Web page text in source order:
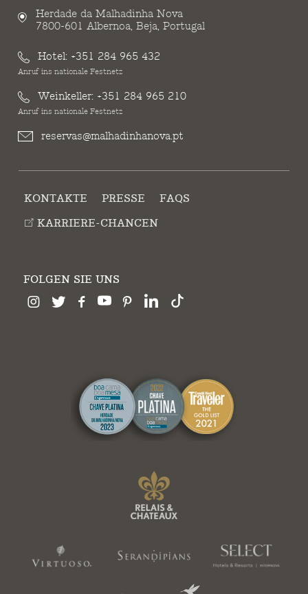
Herdade da Malhadinha Nova
7800-601 Albernoa, Beja, Portugal
Hotel: +351 284 965 432
Anruf ins nationale Festnetz
Weinkeller: +351 284 965 210
Anruf ins nationale Festnetz
reservas@malhadinhanova.pt
KONTAKTE PRESSE
FAQS
KARRIERE-CHANCEN
FOLGEN SIE UNS